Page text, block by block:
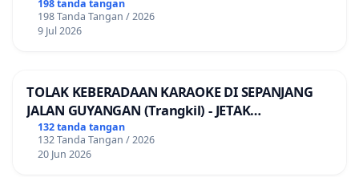
198 tanda tangan
198 Tanda Tangan / 2026
9 Jul 2026
TOLAK KEBERADAAN KARAOKE DI SEPANJANG
JALAN GUYANGAN (Trangkil) - JETAK
(Wedarijaksa) Kab. PATI
132 tanda tangan
132 Tanda Tangan / 2026
20 Jun 2026